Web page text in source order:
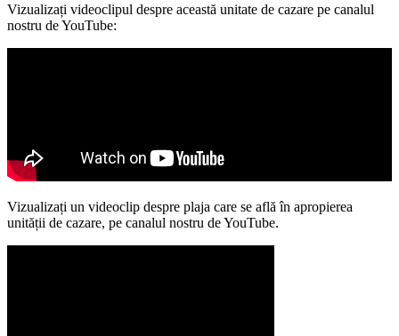
Vizualizați videoclipul despre această unitate de cazare pe canalul
nostru de YouTube:
Vizualizați un videoclip despre plaja care se află în apropierea
unității de cazare, pe canalul nostru de YouTube.